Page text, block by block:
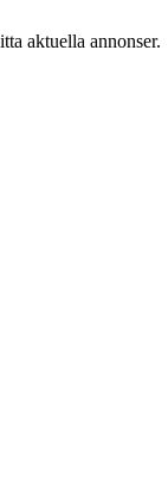
aktuella annonser.